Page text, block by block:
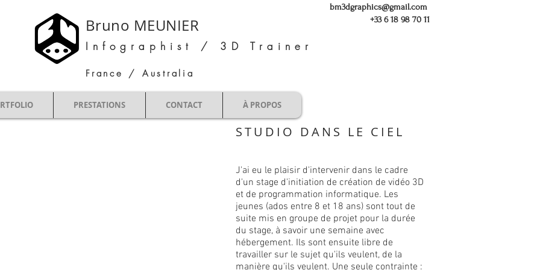
Infographist / 3D Trainer
France / Australia
Bruno MEUNIER
bm3dgraphics@gmail.com
+33 6 18 98 70 11
PRESTATIONS CONTACT À PROPOS
STUDIO DANS LE CIEL
J'ai eu le plaisir d'intervenir dans le cadre
d'un stage d'initiation de création de vidéo 3D
et de programmation informatique. Les
jeunes (ados entre 8 et 18 ans) sont tout de
suite mis en groupe de projet pour la durée
du stage, à savoir une semaine avec
hébergement. Ils sont ensuite libre de
travailler sur le sujet qu'ils veulent, de la
manière qu'ils veulent. Une seule contrainte :